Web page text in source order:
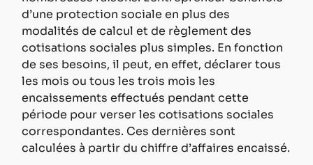
d’une protection sociale en plus des
modalités de calcul et de règlement des
cotisations sociales plus simples. En fonction
de ses besoins, il peut, en effet, déclarer tous
les mois ou tous les trois mois les
encaissements effectués pendant cette
période pour verser les cotisations sociales
correspondantes. Ces dernières sont
calculées à partir du chiffre d’affaires encaissé.